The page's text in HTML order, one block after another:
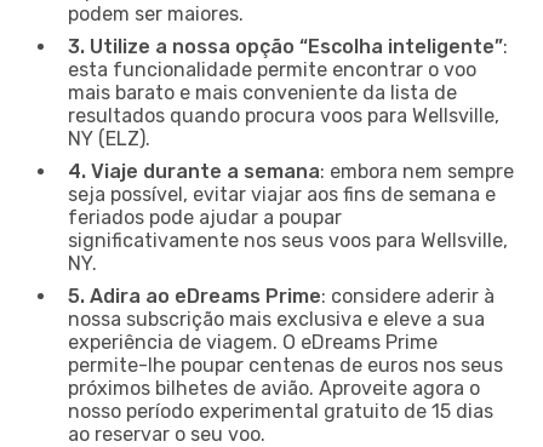
podem ser maiores.
3. Utilize a nossa opção “Escolha inteligente”:
esta funcionalidade permite encontrar o voo
mais barato e mais conveniente da lista de
resultados quando procura voos para Wellsville,
NY (ELZ).
4. Viaje durante a semana: embora nem sempre
seja possível, evitar viajar aos fins de semana e
feriados pode ajudar a poupar
significativamente nos seus voos para Wellsville,
NY.
5. Adira ao eDreams Prime: considere aderir à
nossa subscrição mais exclusiva e eleve a sua
experiência de viagem. O eDreams Prime
permite-lhe poupar centenas de euros nos seus
próximos bilhetes de avião. Aproveite agora o
nosso período experimental gratuito de 15 dias
ao reservar o seu voo.